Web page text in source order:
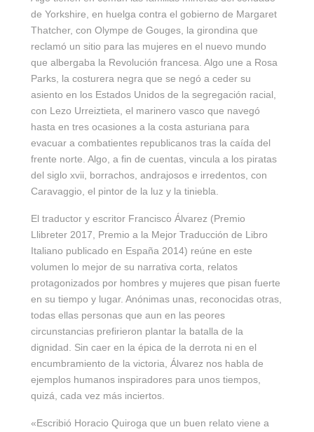
de Yorkshire, en huelga contra el gobierno de Margaret
Thatcher, con Olympe de Gouges, la girondina que
reclamó un sitio para las mujeres en el nuevo mundo
que albergaba la Revolución francesa. Algo une a Rosa
Parks, la costurera negra que se negó a ceder su
asiento en los Estados Unidos de la segregación racial,
con Lezo Urreiztieta, el marinero vasco que navegó
hasta en tres ocasiones a la costa asturiana para
evacuar a combatientes republicanos tras la caída del
frente norte. Algo, a fin de cuentas, vincula a los piratas
del siglo xvii, borrachos, andrajosos e irredentos, con
Caravaggio, el pintor de la luz y la tiniebla.
El traductor y escritor Francisco Álvarez (Premio
Llibreter 2017, Premio a la Mejor Traducción de Libro
Italiano publicado en España 2014) reúne en este
volumen lo mejor de su narrativa corta, relatos
protagonizados por hombres y mujeres que pisan fuerte
en su tiempo y lugar. Anónimas unas, reconocidas otras,
todas ellas personas que aun en las peores
circunstancias prefirieron plantar la batalla de la
dignidad. Sin caer en la épica de la derrota ni en el
encumbramiento de la victoria, Álvarez nos habla de
ejemplos humanos inspiradores para unos tiempos,
quizá, cada vez más inciertos.
«Escribió Horacio Quiroga que un buen relato viene a